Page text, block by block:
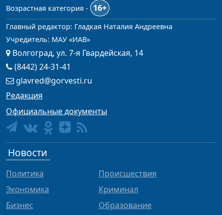
Возрастная категория -
16+
Главный редактор: Гладкая Наталия Андреевна
Учредитель: МАУ «ИАВ»
Волгоград, ул. 7-я Гвардейская, 14
(8442) 24-31-41
glavred@gorvesti.ru
Редакция
Официальные документы
Новости
Политика
Экономика
Бизнес
Происшествия
Криминал
Образование